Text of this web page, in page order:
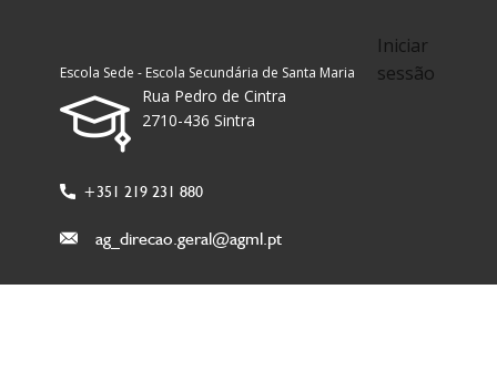
Iniciar
sessão
Escola Sede - Escola Secundária de Santa Maria
Rua Pedro de Cintra
2710-436 Sintra
+351 219 231 880
ag_direcao.geral@agml.pt